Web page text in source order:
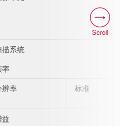
描系统
率
辨率
标准
Scroll